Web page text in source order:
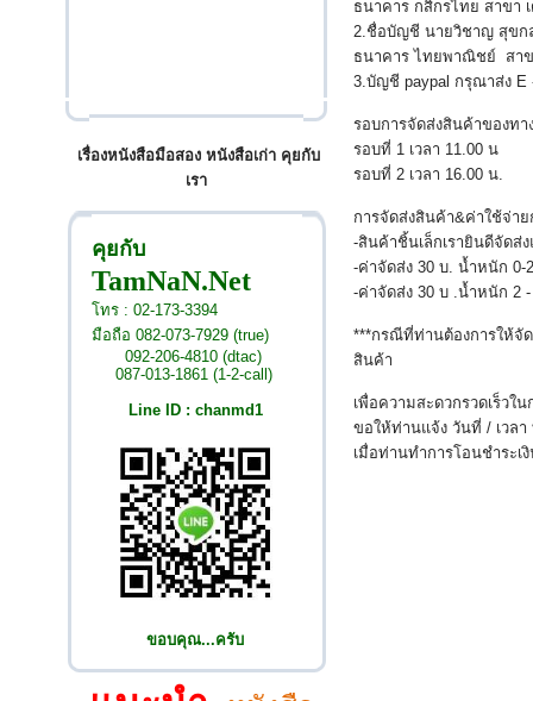
เรื่องหนังสือมือสอง หนังสือเก่า คุยกับ
เรา
คุยกับ
TamNaN.Net
โทร : 02-173-3394
มือถือ 082-073-7929 (true)
092-206-4810 (dtac)
087-013-1861 (1-2-call)
Line ID : chanmd1
ขอบคุณ...ครับ
ธนาคาร กสิกรไทย สาขา
2.ชื่อบัญชี นายวิชาญ สุขก
ธนาคาร ไทยพาณิชย์ สาข
3.บัญชี paypal กรุณาส่ง E
รอบการจัดส่งสินค้าของทา
รอบที่ 1 เวลา 11.00 น
รอบที่ 2 เวลา 16.00 น.
การจัดส่งสินค้า&ค่าใช้จ่าย
-สินค้าชิ้นเล็กเรายินดีจัดส่
-ค่าจัดส่ง 30 บ. น้ำหนัก 0-
-ค่าจัดส่ง 30 บ .น้ำหนัก 2
***กรณีที่ท่านต้องการให้จั
สินค้า
เพื่อความสะดวกรวดเร็วใ
ขอให้ท่านแจ้ง วันที่ / เวล
เมื่อท่านทำการโอนชำระเ